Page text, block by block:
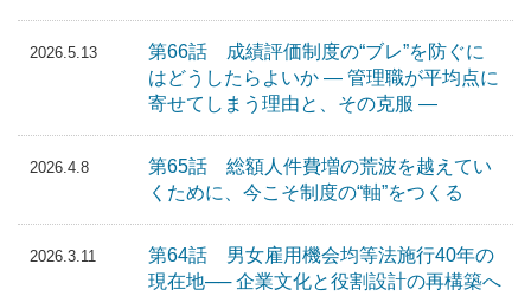
2026.5.13
第66話 成績評価制度の“ブレ”を防ぐに
はどうしたらよいか ― 管理職が平均点に
寄せてしまう理由と、その克服 ―
2026.4.8
第65話 総額人件費増の荒波を越えてい
くために、今こそ制度の“軸”をつくる
2026.3.11
第64話 男女雇用機会均等法施行40年の
現在地── 企業文化と役割設計の再構築へ